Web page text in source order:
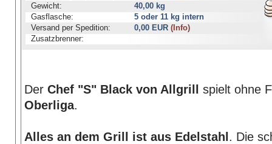
Gewicht:
40,00 kg
Gasflasche:
5 oder 11 kg intern
Versand per Spedition:
0,00 EUR (Info)
Zusatzbrenner:
Der Chef "S" Black von Allgrill
spielt ohne
Oberliga.
Alles an dem Grill ist aus Edelstahl . Die